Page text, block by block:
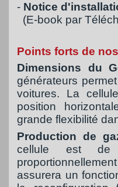
- Notice
(E-book par
Points forts de
Dimensions du
générateurs
voitures. La
position
grande flexibilité
Production de
cellule est de
assurera un